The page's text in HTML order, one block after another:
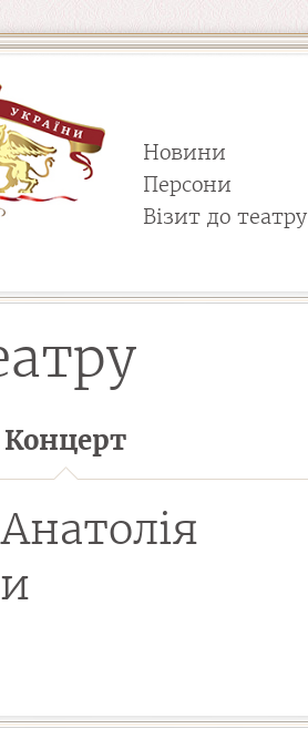
Новини
Персони
Візит до театру
Концерт